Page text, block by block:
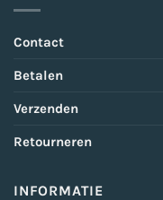
Contact
Betalen
Verzenden
Retourneren
INFORMATIE